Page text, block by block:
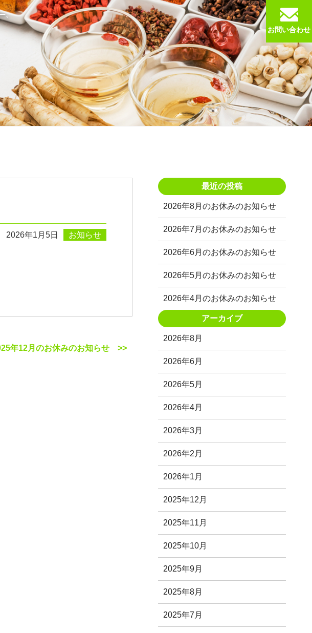
、
お問い合わせ
2026年1月5日 お知らせ
年12月のお休みのお知らせ >>
最近の投稿
2026年8月のお休みのお知らせ
2026年7月のお休みのお知らせ
2026年6月のお休みのお知らせ
2026年5月のお休みのお知らせ
2026年4月のお休みのお知らせ
アーカイブ
2026年8月
2026年6月
2026年5月
2026年4月
2026年3月
2026年2月
2026年1月
2025年12月
2025年11月
2025年10月
2025年9月
2025年8月
2025年7月